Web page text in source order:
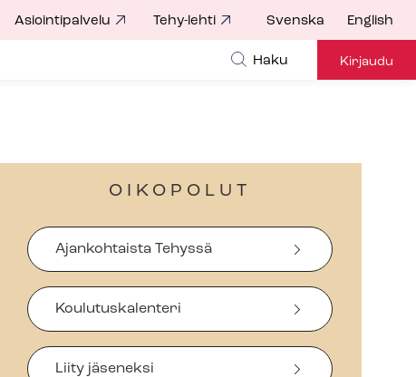
Asiointipalvelu Tehy-lehti Svenska English
Haku Kirjaudu
OIKOPOLUT
Ajankohtaista Tehyssä
Koulutuskalenteri
Liity jäseneksi